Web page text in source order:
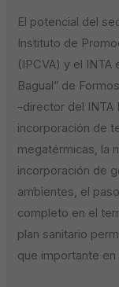
El potencial del
Instituto de
(IPCVA) y el INTA
Bagual” de
–director del INTA
incorporación de
megatérmicas, la
incorporación de
ambientes, el
completo en el
plan sanitario
que importante en